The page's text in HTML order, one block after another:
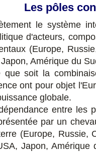
Les pôles
le système
d'acteurs,
(Europe,
Amérique du
que soit la
ont pour objet
globale.
entre les
par un
(Europe, Russie,
Japon, Amérique